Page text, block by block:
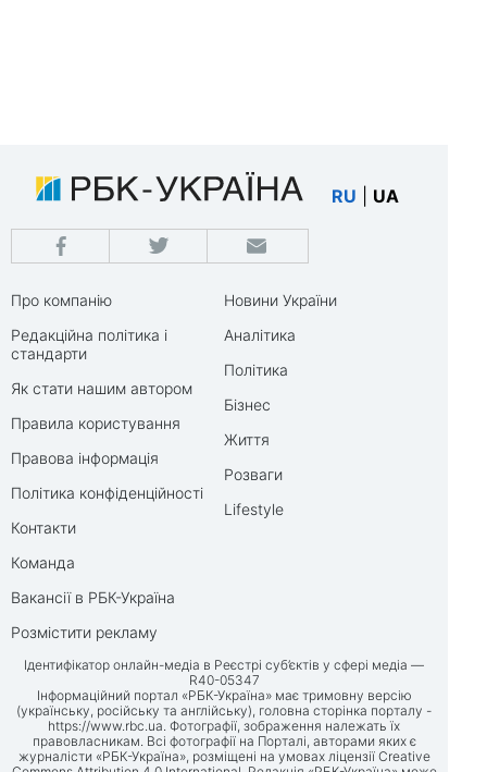
RU UA
Про компанію
Редакційна політика і
стандарти
Як стати нашим автором
Правила користування
Правова інформація
Політика конфіденційності
Контакти
Команда
Вакансії в РБК-Україна
Розмістити рекламу
Новини України
Аналітика
Політика
Бізнес
Життя
Розваги
Lifestyle
Ідентифікатор онлайн-медіа в Реєстрі суб’єктів у сфері медіа —
R40-05347
Інформаційний портал «РБК-Україна» має тримовну версію
(українську, російську та англійську), головна сторінка порталу -
https://www.rbc.ua. Фотографії, зображення належать їх
правовласникам. Всі фотографії на Порталі, авторами яких є
журналісти «РБК-Україна», розміщені на умовах ліцензії Creative